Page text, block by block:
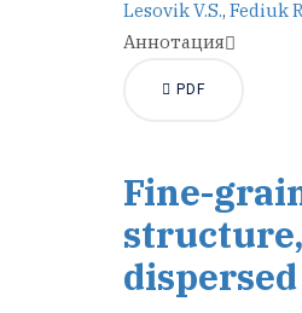
Lesovik V.S., Fediuk
Аннотация
PDF
Fine-